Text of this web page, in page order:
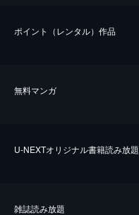
ポイント（レンタル）作品
無料マンガ
U-NEXTオリジナル書籍読み放題
雑誌読み放題